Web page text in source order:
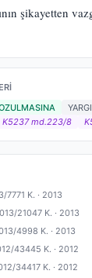
şikayetten
K5237 md.223/8
K. · 2013
21047 K. · 2013
4998 K. · 2013
43445 K. · 2012
34417 K. · 2012